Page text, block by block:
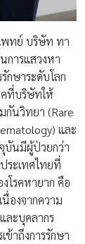
พทย์ บริษัท ทา
การแสวงหา
ษาระดับโลก
คที่บริษัทให้
กันวิทยา (Rare
และ
บันมีผู้ป่วยกว่า
ระเทศไทยที่
โรคหายาก คือ
องจากความ
ละบุคลากร
ข้าถึงการรักษา